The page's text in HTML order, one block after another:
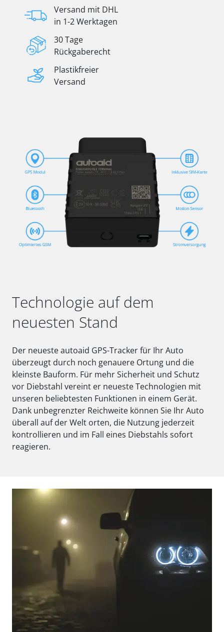
Versand mit DHL
in 1-2 Werktagen
30 Tage
Rückgaberecht
Plastikfreier
Versand
Technologie auf dem
neuesten Stand
Der neueste autoaid GPS-Tracker für Ihr Auto
überzeugt durch noch genauere Ortung und die
kleinste Bauform. Für mehr Sicherheit und Schutz
vor Diebstahl vereint er neueste Technologien mit
unseren beliebtesten Funktionen in einem Gerät.
Dank unbegrenzter Reichweite können Sie Ihr Auto
überall auf der Welt orten, die Nutzung jederzeit
kontrollieren und im Fall eines Diebstahls sofort
reagieren.